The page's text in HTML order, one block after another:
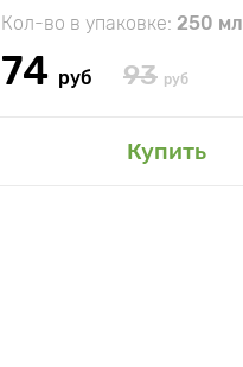
Кол-во в упаковке: 250 мл
74 руб 93 руб
Купить